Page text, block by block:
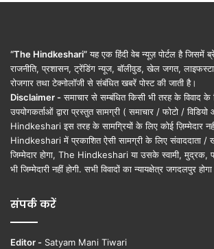
“The Hindkeshari”यह एक हिंदी वेब न्यूज़ पोर्टल है जिसमें
राजनीति, प्रशासन, ट्रेंडिंग न्यूज, बॉलीवुड, खेल जगत,
रोजगार तथा टेक्नोलॉजी से संबंधित खबरें पोस्ट की जाती है।
Disclaimer - समाचार से सम्बंधित किसी भी तरह के विवाद
उपयोगकर्ताओं द्वारा प्रस्तुत सामग्री ( समाचार / फोटो /
Hindkeshari इस तरह के सामग्रियों के लिए कोई ज़िम्मेदार
Hindkeshari में प्रकाशित ऐसी सामग्री के लिए संवाददाता /
जिम्मेदार होगा, The Hindkeshari या उसके स्वामी, मुद्रक,
भी जिम्मेदारी नहीं होगी. सभी विवादों का न्यायक्षेत्र जगदलपुर होगा
संपर्क करें
Editor - Satyam Mani Tiwari